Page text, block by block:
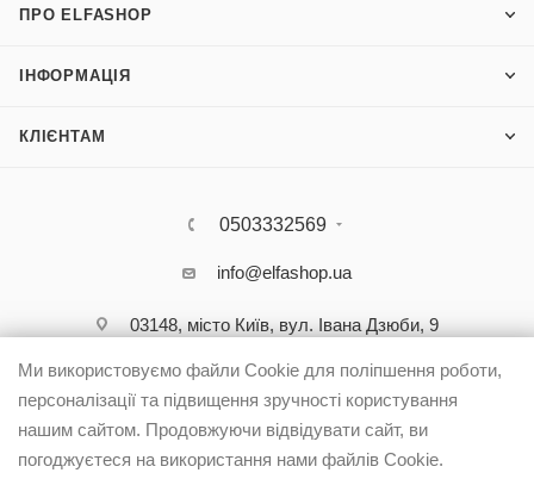
ПРО ELFASHOP
ІНФОРМАЦІЯ
КЛІЄНТАМ
0503332569
info@elfashop.ua
03148, місто Київ, вул. Івана Дзюби, 9
Ми використовуємо файли Cookie для поліпшення роботи,
персоналізації та підвищення зручності користування
нашим сайтом. Продовжуючи відвідувати сайт, ви
погоджуєтеся на використання нами файлів Cookie.